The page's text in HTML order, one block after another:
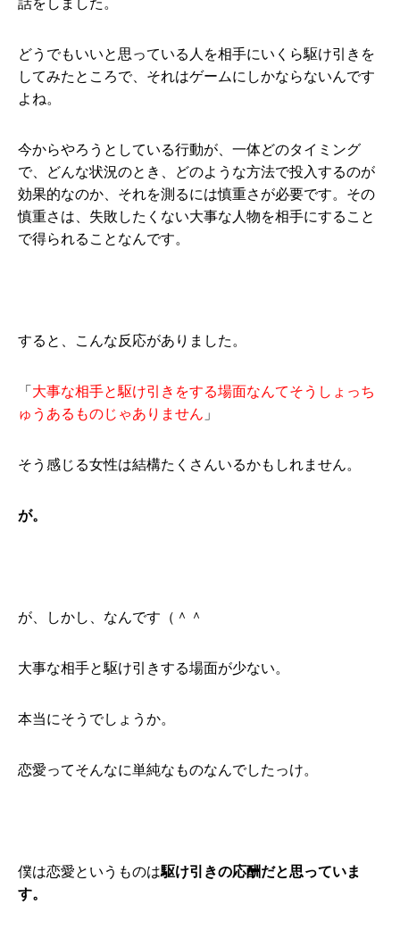
どうでもいいと思っている人を相手にいくら駆け引きを
してみたところで、それはゲームにしかならないんです
よね。
今からやろうとしている行動が、一体どのタイミング
で、どんな状況のとき、どのような方法で投入するのが
効果的なのか、それを測るには慎重さが必要です。その
慎重さは、失敗したくない大事な人物を相手にすること
で得られることなんです。
すると、こんな反応がありました。
「 大事な相手と駆け引きをする場面なんてそうしょっち
ゅうあるものじゃありません 」
そう感じる女性は結構たくさんいるかもしれません。
が。
が、しかし、なんです（＾＾
大事な相手と駆け引きする場面が少ない。
本当にそうでしょうか。
恋愛ってそんなに単純なものなんでしたっけ。
僕は恋愛というものは駆け引きの応酬だと思っていま
す。